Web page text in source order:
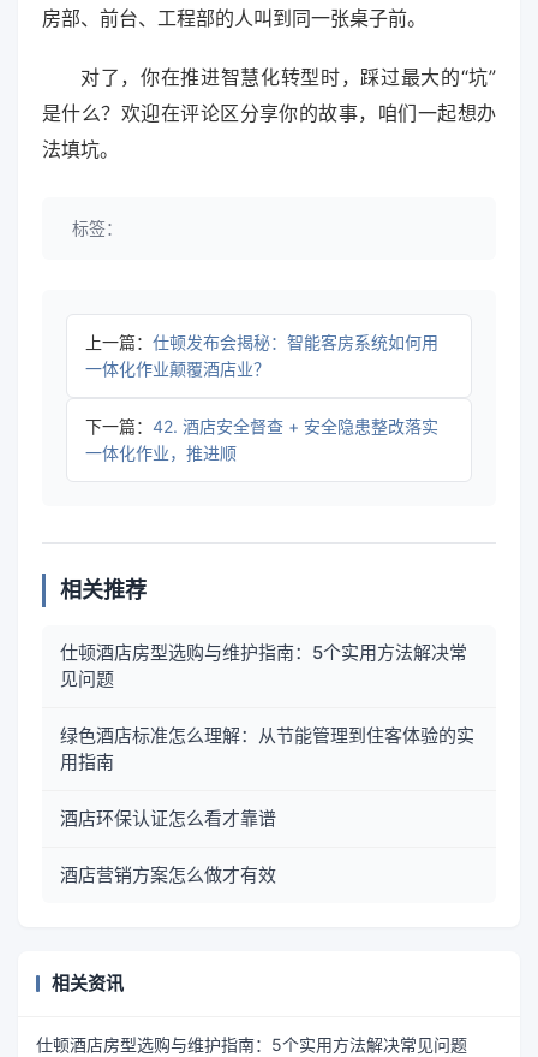
房部、前台、工程部的人叫到同一张桌子前。
对了，你在推进智慧化转型时，踩过最大的“坑”
是什么？欢迎在评论区分享你的故事，咱们一起想办
法填坑。
标签：
上一篇： 仕顿发布会揭秘：智能客房系统如何用
一体化作业颠覆酒店业？
下一篇： 42. 酒店安全督查 + 安全隐患整改落实
一体化作业，推进顺
相关推荐
仕顿酒店房型选购与维护指南：5个实用方法解决常
见问题
绿色酒店标准怎么理解：从节能管理到住客体验的实
用指南
酒店环保认证怎么看才靠谱
酒店营销方案怎么做才有效
相关资讯
仕顿酒店房型选购与维护指南：5个实用方法解决常见问题